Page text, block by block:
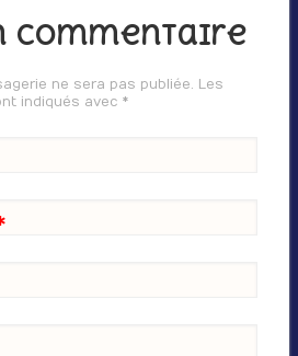
commentaire
ne sera pas publiée. Les
indiqués avec *